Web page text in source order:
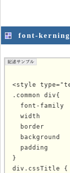
font-kerning
<style
.common div{
font-family
width
border
background
padding
}
div.cssTitle {